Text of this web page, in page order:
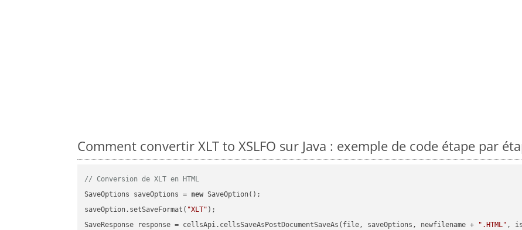
Comment convertir XLT to XSLFO sur Java : exemple de code étape par
// Conversion de XLT en HTML
SaveOptions saveOptions = new SaveOption();
saveOption.setSaveFormat( "XLT" );
SaveResponse response = cellsApi.cellsSaveAsPostDocumentSaveAs(file, saveOptions, newfilename +
".HTML" ,